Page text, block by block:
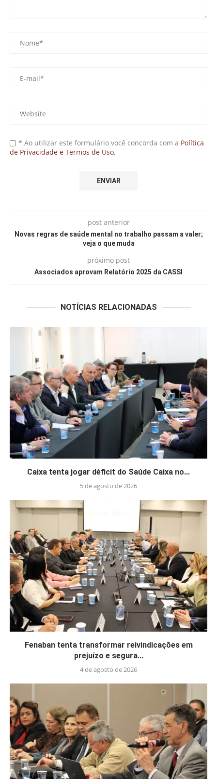
* Ao utilizar este formulário você concorda com a Política
de Privacidade e Termos de Uso.
post anterior
Novas regras de saúde mental no trabalho passam a valer;
veja o que muda
próximo post
Associados aprovam Relatório 2025 da CASSI
NOTÍCIAS RELACIONADAS
Caixa tenta jogar déficit do Saúde Caixa no...
5 de agosto de 2026
Fenaban tenta transformar reivindicações em
prejuízo e segura...
4 de agosto de 2026